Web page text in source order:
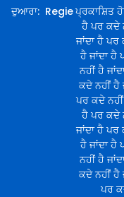
ਦੁਆਰਾ: Regieਪ੍ਰਕਾਸ਼ਿਤ
ਹੈ ਪਰ ਕਦੇ
ਜਾਂਦਾ ਹੈ ਪਰ
ਹੈ ਜਾਂਦਾ ਹੈ
ਨਹੀਂ ਹੈ
ਕਦੇ ਨਹੀਂ ਹੈ
ਪਰ ਕਦੇ ਨਹੀਂ
ਹੈ ਪਰ ਕਦੇ
ਜਾਂਦਾ ਹੈ ਪਰ
ਹੈ ਜਾਂਦਾ ਹੈ
ਨਹੀਂ ਹੈ
ਕਦੇ ਨਹੀਂ ਹੈ
ਪਰ